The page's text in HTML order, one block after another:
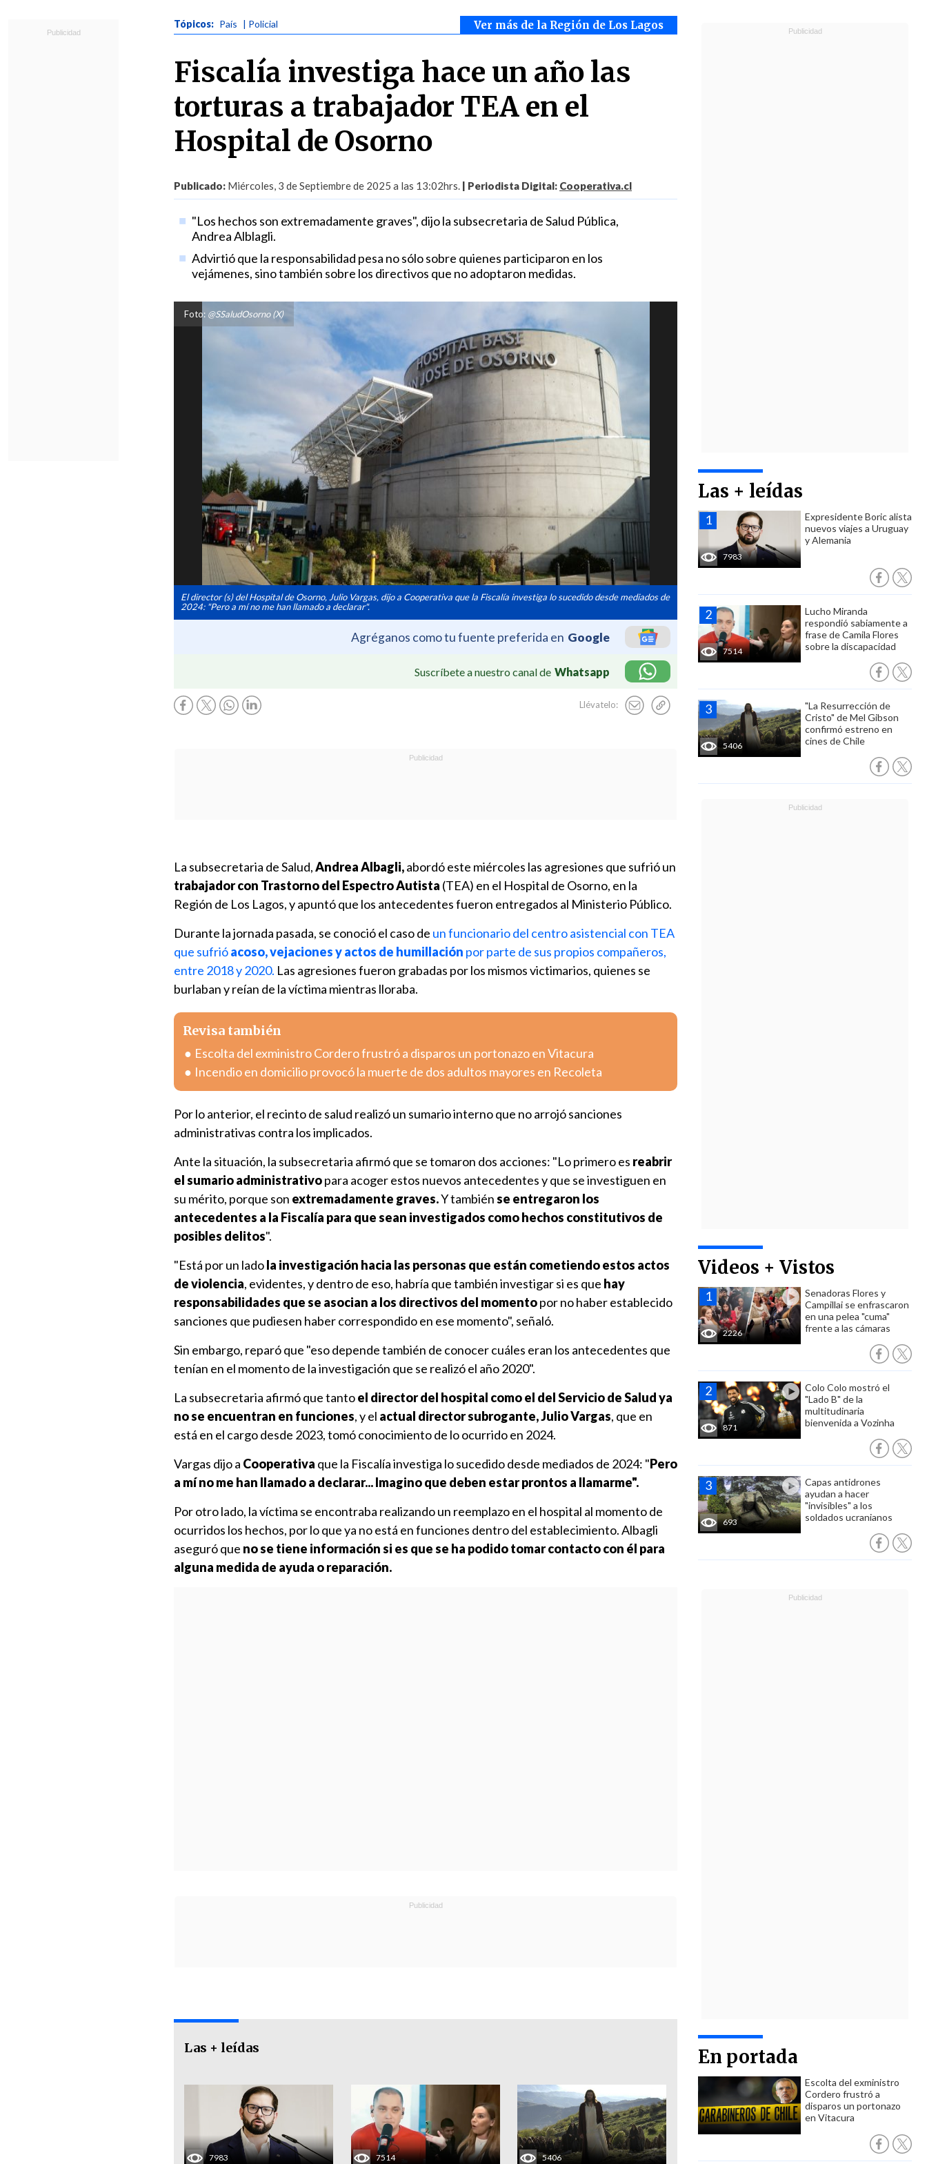
Ver más de la Región de Los Lagos
Tópicos: País | Policial
Fiscalía investiga hace un año las
torturas a trabajador TEA en el
Hospital de Osorno
Publicado: Miércoles, 3 de Septiembre de 2025 a las 13:02hrs. | Periodista Digital: Cooperativa.cl
"Los hechos son extremadamente graves", dijo la subsecretaria de Salud Pública,
Andrea Alblagli.
Advirtió que la responsabilidad pesa no sólo sobre quienes participaron en los
vejámenes, sino también sobre los directivos que no adoptaron medidas.
Foto: @SSaludOsorno (X)
El director (s) del Hospital de Osorno, Julio Vargas, dijo a Cooperativa que la Fiscalía investiga lo sucedido desde mediados de
2024: "Pero a mí no me han llamado a declarar".
Agréganos como tu fuente preferida en Google
Suscríbete a nuestro canal de Whatsapp
Llévatelo:
Las + leídas
7983
Expresidente Boric alista
nuevos viajes a Uruguay
y Alemania
7514
Lucho Miranda
respondió sabiamente a
frase de Camila Flores
sobre la discapacidad
5406
"La Resurrección de
Cristo" de Mel Gibson
confirmó estreno en
cines de Chile
Videos + Vistos
2226
Senadoras Flores y
Campillai se enfrascaron
en una pelea "cuma"
frente a las cámaras
871
Colo Colo mostró el
"Lado B" de la
multitudinaria
bienvenida a Vozinha
693
Capas antidrones
ayudan a hacer
"invisibles" a los
soldados ucranianos
En portada
Escolta del exministro
Cordero frustró a
disparos un portonazo
en Vitacura
La subsecretaria de Salud,Andrea Albagli,abordó este miércoles las agresiones que sufrió un
trabajador con Trastorno del Espectro Autista (TEA) en el Hospital de Osorno, en la
Región de Los Lagos, y apuntó que los antecedentes fueron entregados al Ministerio Público.
Durante la jornada pasada, se conoció el caso de un funcionario del centro asistencial con TEA
que sufrióacoso, vejaciones y actos de humillación por parte de sus propios compañeros,
entre 2018 y 2020. Las agresiones fueron grabadas por los mismos victimarios, quienes se
burlaban y reían de la víctima mientras lloraba.
Revisa también
Escolta del exministro Cordero frustró a disparos un portonazo en Vitacura
Incendio en domicilio provocó la muerte de dos adultos mayores en Recoleta
Por lo anterior, el recinto de salud realizó un sumario interno que no arrojó sanciones
administrativas contra los implicados.
Ante la situación, la subsecretaria afirmó que se tomaron dos acciones: "Lo primero es reabrir
el sumario administrativopara acoger estos nuevos antecedentes y que se investiguen en
su mérito, porque son extremadamente graves.Y tambiénse entregaron los
antecedentes a la Fiscalía para que sean investigados como hechos constitutivos de
posibles delitos".
"Está por un ladola investigación hacia las personas que están cometiendo estos actos
de violencia, evidentes, y dentro de eso, habría que también investigar si es que hay
responsabilidades que se asocian a los directivos del momentopor no haber establecido
sanciones que pudiesen haber correspondido en ese momento", señaló.
Sin embargo, reparó que "eso depende también de conocer cuáles eran los antecedentes que
tenían en el momento de la investigación que se realizó el año 2020".
La subsecretaria afirmó que tantoel director del hospital como el del Servicio de Salud ya
no se encuentran en funciones, y el actual director subrogante, Julio Vargas, que en
está en el cargo desde 2023, tomó conocimiento de lo ocurrido en 2024.
Vargas dijo a Cooperativa que la Fiscalía investiga lo sucedido desde mediados de 2024: "Pero
a mí no me han llamado a declarar... Imagino que deben estar prontos a llamarme".
Por otro lado, la víctima se encontraba realizando un reemplazo en el hospital al momento de
ocurridos los hechos, por lo que ya no está en funciones dentro del establecimiento. Albagli
aseguró que no se tiene información si es que se ha podido tomar contacto con él para
alguna medida de ayuda o reparación.
Las + leídas
7983 7514 5406